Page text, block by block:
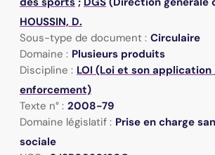
HOUSSIN, D.
Sous-type de document : Circulaire
Domaine : Plusieurs produits
Discipline : LOI (Loi et son application
enforcement)
Texte n° : 2008-79
Domaine législatif : Prise en charge
sociale